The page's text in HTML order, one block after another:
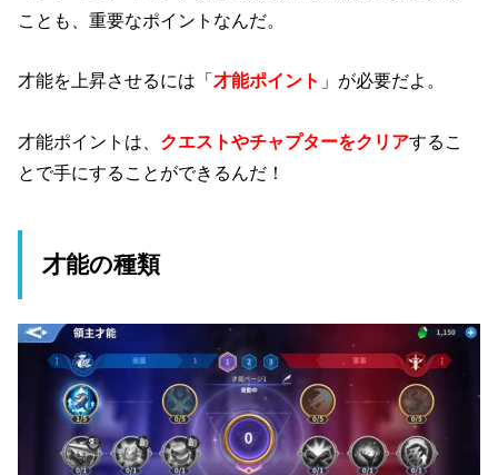
ことも、重要なポイントなんだ。
才能を上昇させるには「才能ポイント 」が必要だよ。
才能ポイントは、 クエストやチャプターをクリアするこ
とで手にすることができるんだ！
才能の種類